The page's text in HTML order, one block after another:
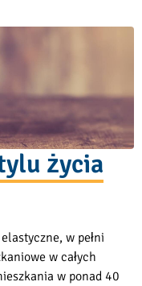
życia
w pełni
w całych
w ponad 40